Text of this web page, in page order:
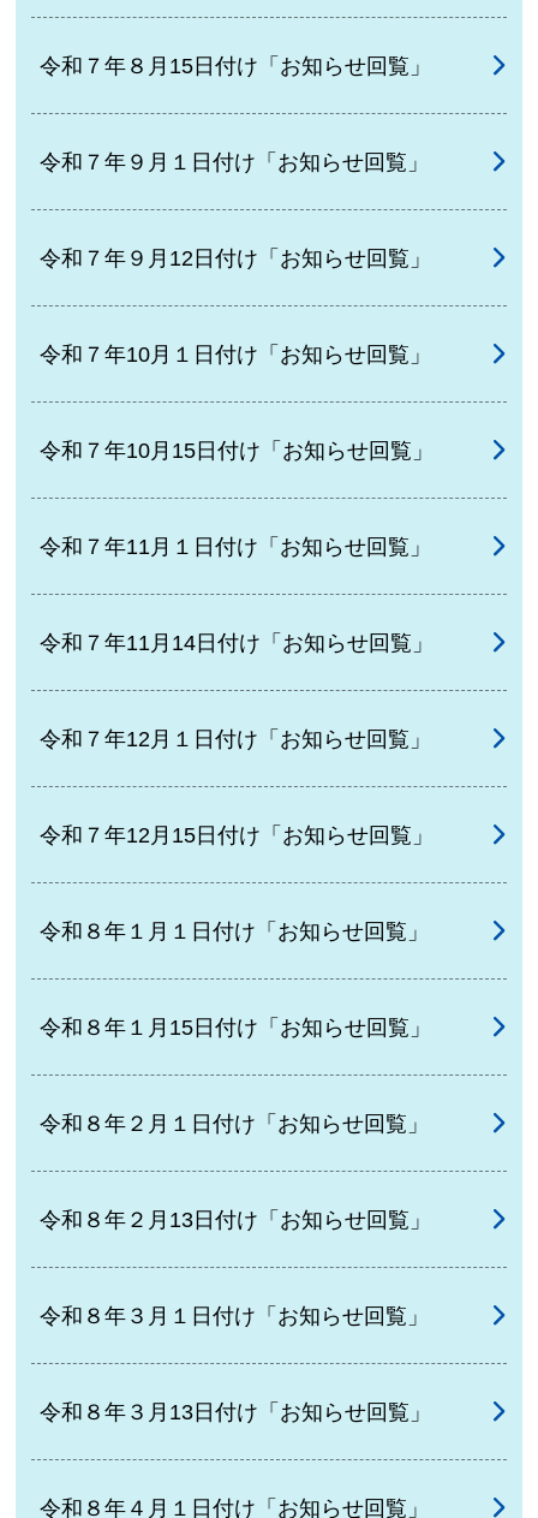
令和７年８月15日付け「お知らせ回覧」
令和７年９月１日付け「お知らせ回覧」
令和７年９月12日付け「お知らせ回覧」
令和７年10月１日付け「お知らせ回覧」
令和７年10月15日付け「お知らせ回覧」
令和７年11月１日付け「お知らせ回覧」
令和７年11月14日付け「お知らせ回覧」
令和７年12月１日付け「お知らせ回覧」
令和７年12月15日付け「お知らせ回覧」
令和８年１月１日付け「お知らせ回覧」
令和８年１月15日付け「お知らせ回覧」
令和８年２月１日付け「お知らせ回覧」
令和８年２月13日付け「お知らせ回覧」
令和８年３月１日付け「お知らせ回覧」
令和８年３月13日付け「お知らせ回覧」
令和８年４月１日付け「お知らせ回覧」